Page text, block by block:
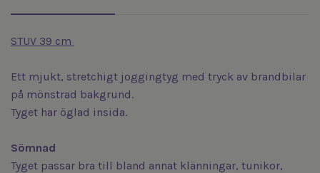
STUV 39 cm
Ett mjukt, stretchigt joggingtyg med tryck av brandbilar
på mönstrad bakgrund.
Tyget har öglad insida.
Sömnad
Tyget passar bra till bland annat klänningar, tunikor,